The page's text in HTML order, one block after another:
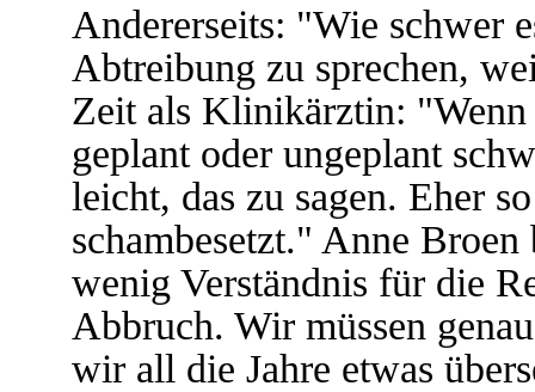
Andererseits: "Wie schwer
Abtreibung zu sprechen,
Zeit als Klinikärztin:
geplant oder ungeplant
leicht, das zu sagen. Eher
schambesetzt." Anne
wenig Verständnis für die
Abbruch. Wir müssen
wir all die Jahre etwas